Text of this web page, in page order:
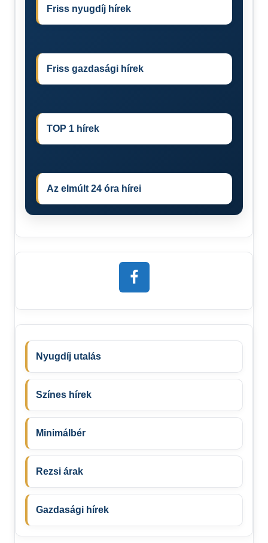
Friss nyugdíj hírek
Friss gazdasági hírek
TOP 1 hírek
Az elmúlt 24 óra hírei
Nyugdíj utalás
Színes hírek
Minimálbér
Rezsi árak
Gazdasági hírek